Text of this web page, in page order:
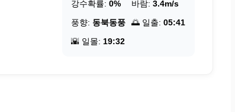
강수확률: 0% 바람: 3.4m/s
풍향: 동북동풍 🌅 일출: 05:41
🌇 일몰: 19:32